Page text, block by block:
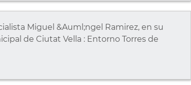
Miguel &Auml;ngel Ramirez, en su
de Ciutat Vella : Entorno Torres de